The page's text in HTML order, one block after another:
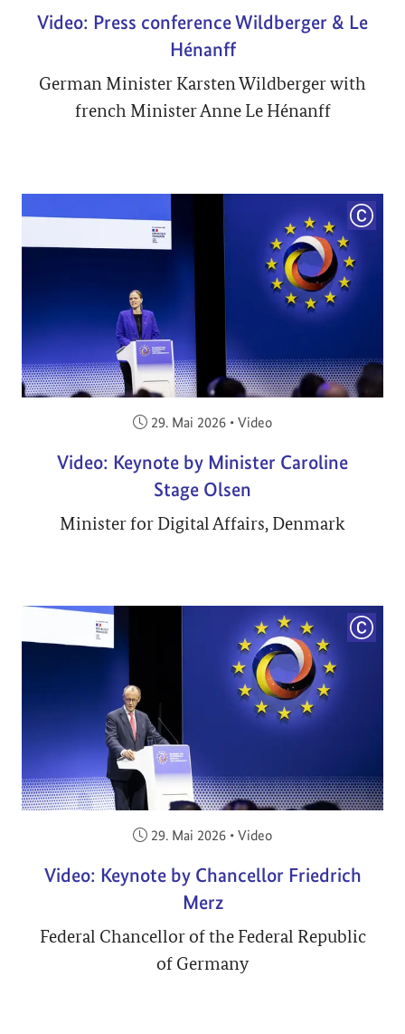
Video: Press conference Wildberger & Le
Hénanff
German Minister Karsten Wildberger with
french Minister Anne Le Hénanff
Veröffentlicht am:
29. Mai 2026 • Video
Video: Keynote by Minister Caroline
Stage Olsen
Minister for Digital Affairs, Denmark
Veröffentlicht am:
29. Mai 2026 • Video
Video: Keynote by Chancellor Friedrich
Merz
Federal Chancellor of the Federal Republic
of Germany